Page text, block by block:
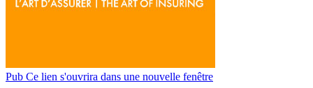
Pub Ce lien s'ouvrira dans une nouvelle fenêtre